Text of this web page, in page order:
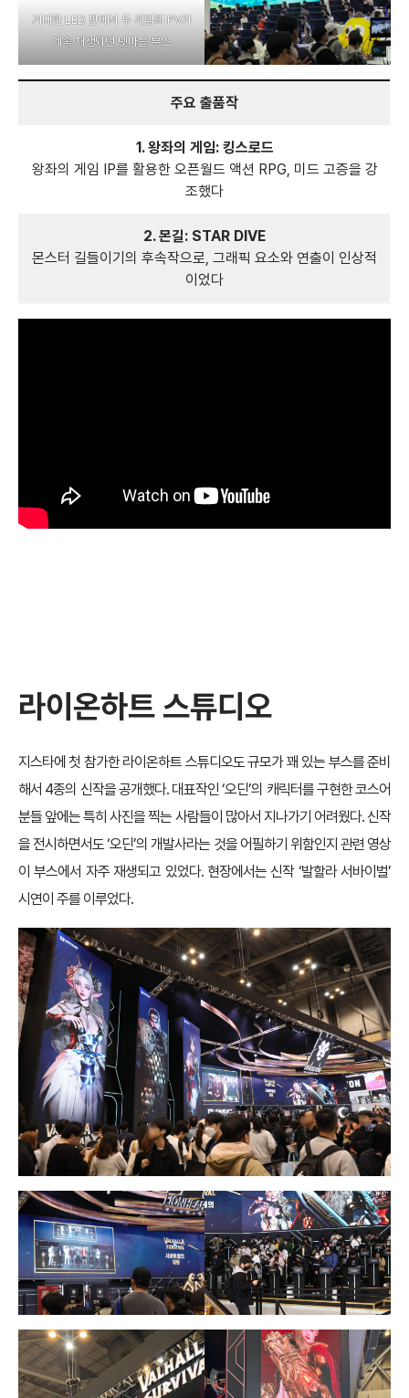
거대한 LED 판에서 두 게임의 PV가
계속 재생되던 넷마블 부스
주요 출품작
1. 왕좌의 게임: 킹스로드
왕좌의 게임 IP를 활용한 오픈월드 액션 RPG, 미드 고증을 강
조했다
2. 몬길: STAR DIVE
몬스터 길들이기의 후속작으로, 그래픽 요소와 연출이 인상적
이었다
라이온하트 스튜디오
지스타에 첫 참가한 라이온하트 스튜디오도 규모가 꽤 있는 부스를 준비
해서 4종의 신작을 공개했다. 대표작인 ‘오딘’의 캐릭터를 구현한 코스어
분들 앞에는 특히 사진을 찍는 사람들이 많아서 지나가기 어려웠다. 신작
을 전시하면서도 ‘오딘’의 개발사라는 것을 어필하기 위함인지 관련 영상
이 부스에서 자주 재생되고 있었다. 현장에서는 신작 ‘발할라 서바이벌’
시연이 주를 이루었다.